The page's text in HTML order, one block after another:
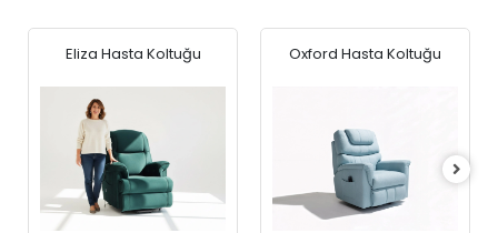
Eliza Hasta Koltuğu Oxford Hasta Koltuğu